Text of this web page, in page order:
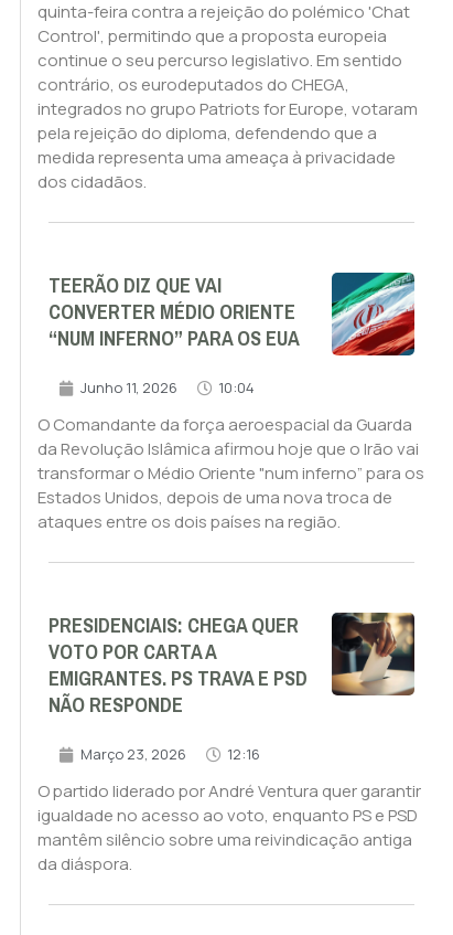
quinta-feira contra a rejeição do polémico 'Chat
Control', permitindo que a proposta europeia
continue o seu percurso legislativo. Em sentido
contrário, os eurodeputados do CHEGA,
integrados no grupo Patriots for Europe, votaram
pela rejeição do diploma, defendendo que a
medida representa uma ameaça à privacidade
dos cidadãos.
TEERÃO DIZ QUE VAI
CONVERTER MÉDIO ORIENTE
“NUM INFERNO” PARA OS EUA
Junho 11, 2026 10:04
O Comandante da força aeroespacial da Guarda
da Revolução Islâmica afirmou hoje que o Irão vai
transformar o Médio Oriente "num inferno” para os
Estados Unidos, depois de uma nova troca de
ataques entre os dois países na região.
PRESIDENCIAIS: CHEGA QUER
VOTO POR CARTA A
EMIGRANTES. PS TRAVA E PSD
NÃO RESPONDE
Março 23, 2026 12:16
O partido liderado por André Ventura quer garantir
igualdade no acesso ao voto, enquanto PS e PSD
mantêm silêncio sobre uma reivindicação antiga
da diáspora.